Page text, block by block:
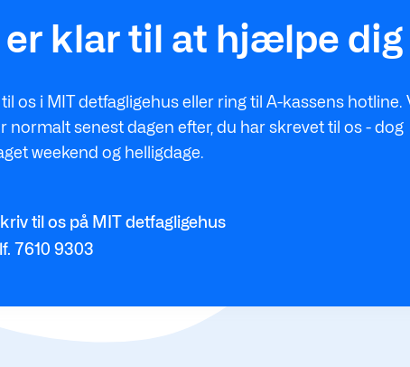
klar til at hjælpe dig
os i MIT detfagligehus eller ring til A-kassens hotline.
normalt senest dagen efter, du har skrevet til os - dog
weekend og helligdage.
til os på MIT detfagligehus
7610 9303